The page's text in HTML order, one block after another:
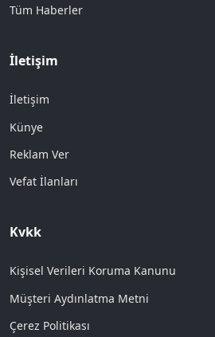
Tüm Haberler
İletişim
İletişim
Künye
Reklam Ver
Vefat İlanları
Kvkk
Kişisel Verileri Koruma Kanunu
Müşteri Aydınlatma Metni
Çerez Politikası